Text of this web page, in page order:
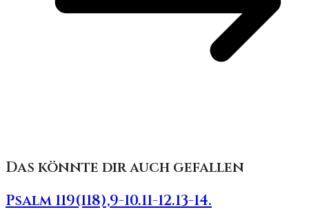
Das könnte dir auch gefallen
Psalm 119(118),9-10.11-12.13-14.